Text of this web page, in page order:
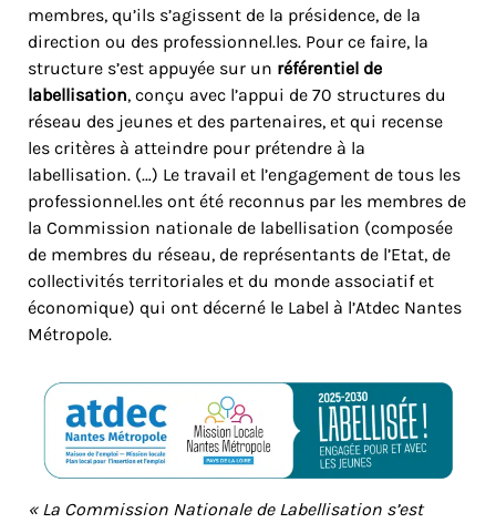
membres, qu’ils s’agissent de la présidence, de la
direction ou des professionnel.les. Pour ce faire, la
structure s’est appuyée sur un référentiel de
labellisation, conçu avec l’appui de 70 structures du
réseau des jeunes et des partenaires, et qui recense
les critères à atteindre pour prétendre à la
labellisation. (…) Le travail et l’engagement de tous les
professionnel.les ont été reconnus par les membres de
la Commission nationale de labellisation (composée
de membres du réseau, de représentants de l’Etat, de
collectivités territoriales et du monde associatif et
économique) qui ont décerné le Label à l’Atdec Nantes
Métropole.
« La Commission Nationale de Labellisation s’est